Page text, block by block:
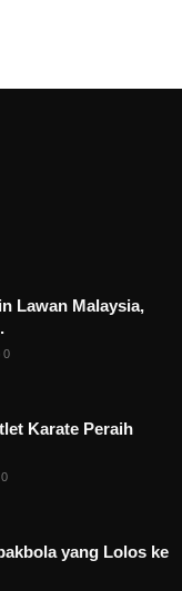
Lawan Malaysia,
0
Karate Peraih
0
yang Lolos ke